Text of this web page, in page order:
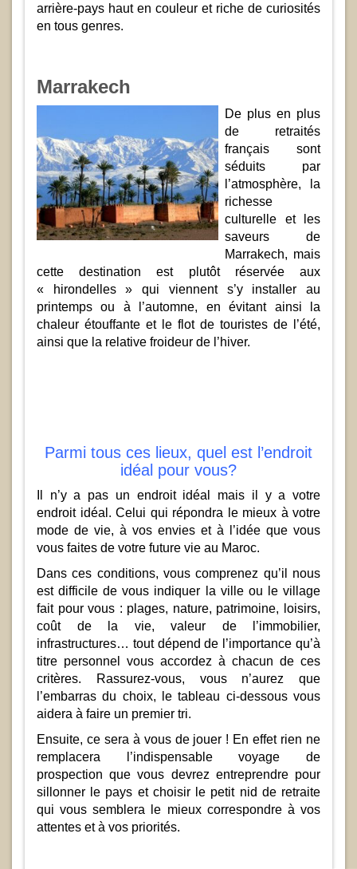
arrière-pays haut en couleur et riche de curiosités
en tous genres.
Marrakech
De plus en plus
de retraités
français sont
séduits par
l’atmosphère, la
richesse
culturelle et les
saveurs de
Marrakech, mais
cette destination est plutôt réservée aux
« hirondelles » qui viennent s’y installer au
printemps ou à l’automne, en évitant ainsi la
chaleur étouffante et le flot de touristes de l’été,
ainsi que la relative froideur de l’hiver.
Parmi tous ces lieux, quel est l’endroit
idéal pour vous?
Il n’y a pas un endroit idéal mais il y a votre
endroit idéal. Celui qui répondra le mieux à votre
mode de vie, à vos envies et à l’idée que vous
vous faites de votre future vie au Maroc.
Dans ces conditions, vous comprenez qu’il nous
est difficile de vous indiquer la ville ou le village
fait pour vous : plages, nature, patrimoine, loisirs,
coût de la vie, valeur de l’immobilier,
infrastructures… tout dépend de l’importance qu’à
titre personnel vous accordez à chacun de ces
critères. Rassurez-vous, vous n’aurez que
l’embarras du choix, le tableau ci-dessous vous
aidera à faire un premier tri.
Ensuite, ce sera à vous de jouer ! En effet rien ne
remplacera l’indispensable voyage de
prospection que vous devrez entreprendre pour
sillonner le pays et choisir le petit nid de retraite
qui vous semblera le mieux correspondre à vos
attentes et à vos priorités.